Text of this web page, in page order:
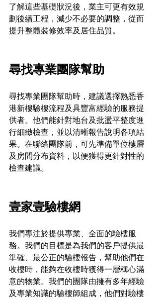
了解這些基礎狀況後，業主可更有效規
劃後續工程，減少不必要的調整，從而
提升整體裝修效率及居住品質。
尋找專業團隊幫助
尋找專業團隊幫助時，建議選擇熟悉香
港新樓驗樓流程及具豐富經驗的服務提
供者。他們能針對地台及批盪平整度進
行細緻檢查，並以清晰報告說明各項結
果。在聯絡團隊前，可先準備單位樓層
及房間分布資料，以便獲得更針對性的
檢查建議。
壹家壹驗樓網
我們專注於提供專業、全面的驗樓服
務。我們的目標是為我們的客戶提供最
準確、最公正的驗樓報告，幫助他們在
收樓時，能夠在收樓時獲得一層稱心滿
意的物業。我們的團隊由擁有多年經驗
及專業知識的驗樓師組成，他們對驗樓